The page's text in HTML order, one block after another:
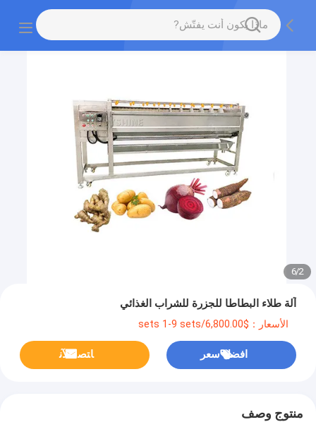
2
/
6
آلة طلاء البطاطا للجزرة للشراب الغذائي
الأسعار：$6,800.00/sets 1-9 sets
افضل سعر ﺎﺘﺼﻟ ﺍﻶﻧ
منتوج وصف